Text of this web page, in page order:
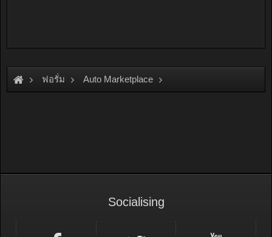
ฟอรั่ม Auto Marketplace
Socialising